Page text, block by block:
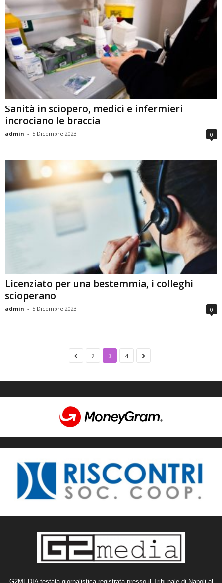
Sanità in sciopero, medici e infermieri
incrociano le braccia
admin - 5 Dicembre 2023 0
Licenziato per una bestemmia, i colleghi
scioperano
admin - 5 Dicembre 2023 0
2 3 4
G2MEDIA testata giornalistica registrata presso il Tribunale di Napoli al